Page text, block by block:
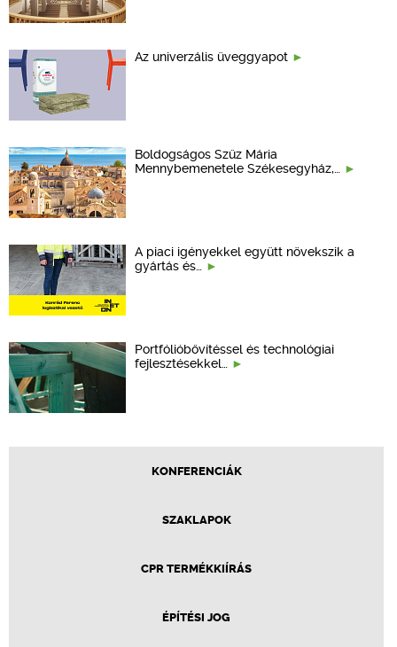
Az univerzális üveggyapot
Boldogságos Szűz Mária
Mennybemenetele Székesegyház,…
A piaci igényekkel együtt növekszik a
gyártás és…
Portfólióbővítéssel és technológiai
fejlesztésekkel…
KONFERENCIÁK
SZAKLAPOK
CPR TERMÉKKIÍRÁS
ÉPÍTÉSI JOG